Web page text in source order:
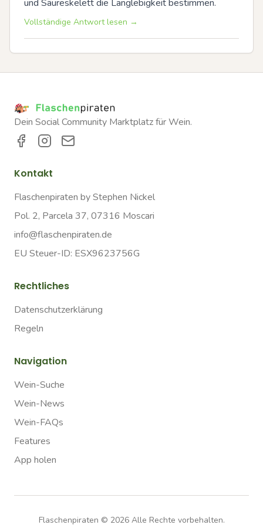
und Säureskelett die Langlebigkeit bestimmen.
Vollständige Antwort lesen →
Dein Social Community Marktplatz für Wein.
Kontakt
Flaschenpiraten by Stephen Nickel
Pol. 2, Parcela 37, 07316 Moscari
info@flaschenpiraten.de
EU Steuer-ID: ESX9623756G
Rechtliches
Datenschutzerklärung
Regeln
Navigation
Wein-Suche
Wein-News
Wein-FAQs
Features
App holen
Flaschenpiraten © 2026Alle Rechte vorbehalten.